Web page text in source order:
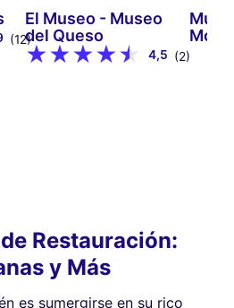
(12)
El Museo - Museo
del Queso
4,5 (2)
Restauración:
y Más
es sumergirse en su rico